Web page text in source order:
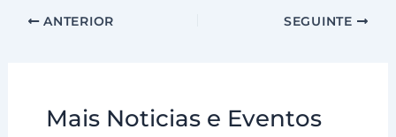
ANTERIOR SEGUINTE
Mais Noticias e Eventos